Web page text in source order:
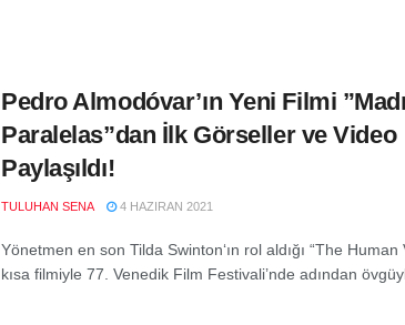
Pedro Almodóvar’ın Yeni Filmi
Paralelas”dan İlk Görseller ve Video
Paylaşıldı!
TULUHAN SENA 4 HAZIRAN 2021
Yönetmen en son Tilda Swinton‘ın rol aldığı “The Human
kısa filmiyle 77. Venedik Film Festivali’nde adından